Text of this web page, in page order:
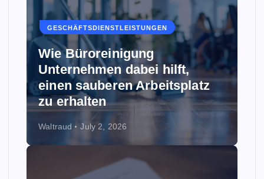
GESCHÄFTSDIENSTLEISTUNGEN
Wie Büroreinigung
Unternehmen dabei hilft,
einen sauberen Arbeitsplatz
zu erhalten
Waltraud July 2, 2026